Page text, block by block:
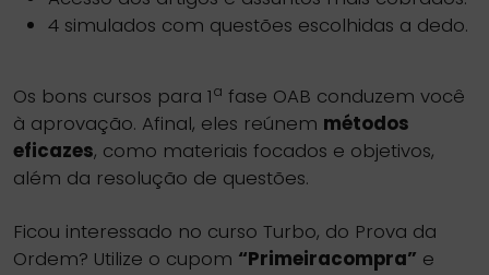
4 simulados com questões escolhidas a dedo.
Os bons cursos para 1a fase OAB conduzem você
à aprovação. Afinal, eles reúnem métodos
eficazes, como materiais focados e objetivos,
além da resolução de questões.
Ficou interessado no curso Turbo, do Prova da
Ordem? Utilize o cupom “Primeiracompra” e